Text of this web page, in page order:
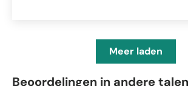
Meer laden
Beoordelingen in andere talen